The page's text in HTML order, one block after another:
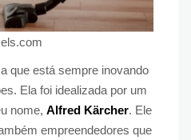
que está sempre inovando
Ela foi idealizada por um
nome, Alfred Kärcher. Ele
empreendedores que